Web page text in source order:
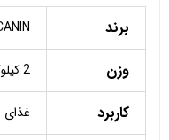
برند
وزن 2 کیلوگرم
کاربرد